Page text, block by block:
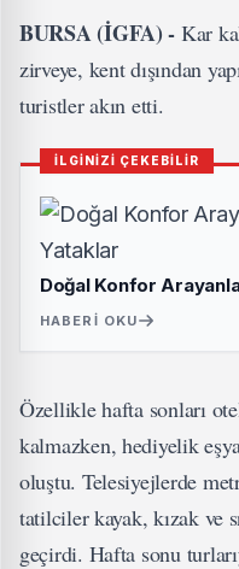
BURSA (İGFA) - Kar
zirveye, kent dışından
turistler akın etti.
İLGİNİZİ ÇEKEBİLİR
Doğal Konfor
HABERI OKU
Özellikle hafta sonları
kalmazken, hediyelik
oluştu. Telesiyejlerde
tatilciler kayak, kızak ve
geçirdi. Hafta sonu